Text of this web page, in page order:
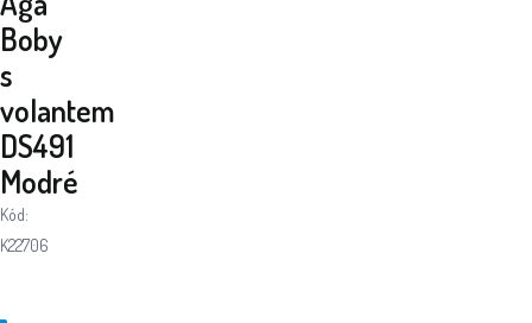
Boby
s
volantem
DS491
Modré
Kód:
K22706